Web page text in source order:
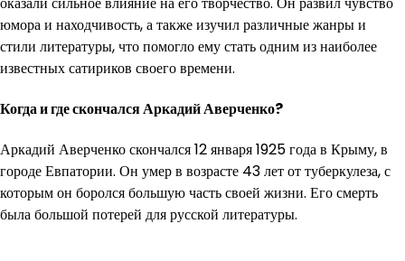
юмора и находчивость, а также изучил различные жанры и
стили литературы, что помогло ему стать одним из наиболее
известных сатириков своего времени.
Когда и где скончался Аркадий Аверченко?
Аркадий Аверченко скончался 12 января 1925 года в Крыму, в
городе Евпатории. Он умер в возрасте 43 лет от туберкулеза, с
которым он боролся большую часть своей жизни. Его смерть
была большой потерей для русской литературы.